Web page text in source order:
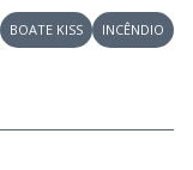
BOATE KISS INCÊNDIO